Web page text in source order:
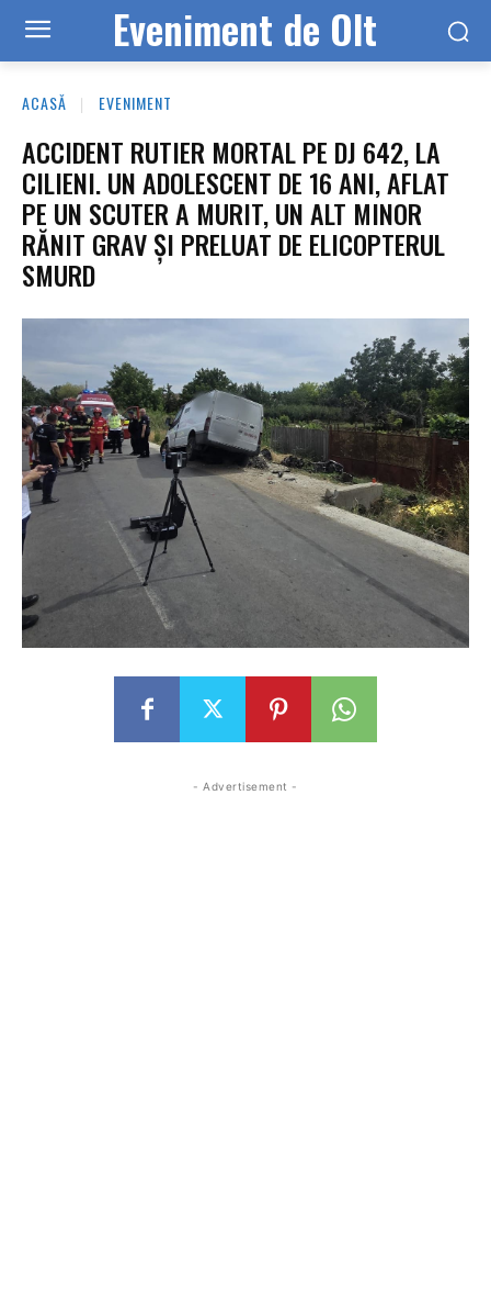
Eveniment de Olt
ACASĂ EVENIMENT
ACCIDENT RUTIER MORTAL PE DJ 642, LA
CILIENI. UN ADOLESCENT DE 16 ANI, AFLAT
PE UN SCUTER A MURIT, UN ALT MINOR
RĂNIT GRAV ȘI PRELUAT DE ELICOPTERUL
SMURD
- Advertisement -